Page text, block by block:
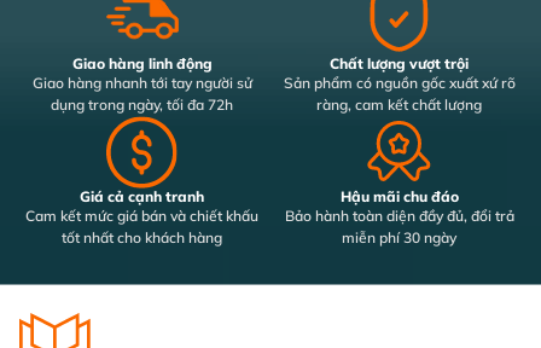
Giao hàng linh động
Giao hàng nhanh tới tay người sử
dụng trong ngày, tối đa 72h
Chất lượng vượt trội
Sản phẩm có nguồn gốc xuất xứ rõ
ràng, cam kết chất lượng
Giá cả cạnh tranh
Cam kết mức giá bán và chiết khấu
tốt nhất cho khách hàng
Hậu mãi chu đáo
Bảo hành toàn diện đầy đủ, đổi trả
miễn phí 30 ngày